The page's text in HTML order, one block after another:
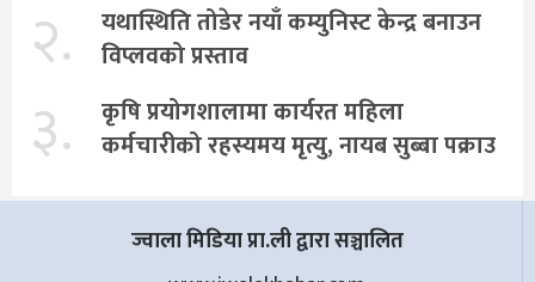
२.
यथास्थिति तोडेर नयाँ कम्युनिस्ट केन्द्र बनाउन
विप्लवको प्रस्ताव
३.
कृषि प्रयोगशालामा कार्यरत महिला
कर्मचारीको रहस्यमय मृत्यु, नायब सुब्बा पक्राउ
ज्वाला मिडिया प्रा.ली द्वारा सञ्चालित